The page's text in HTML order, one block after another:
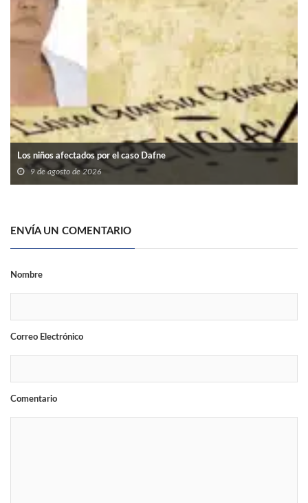
Los niños afectados por el caso Dafne
9 de agosto de 2026
ENVÍA UN COMENTARIO
Nombre
Correo Electrónico
Comentario